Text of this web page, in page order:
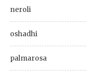
neroli
oshadhi
palmarosa